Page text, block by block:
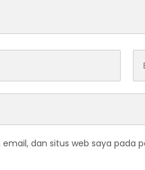
dan situs web saya pada